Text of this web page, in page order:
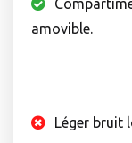
amovible.
Léger bruit